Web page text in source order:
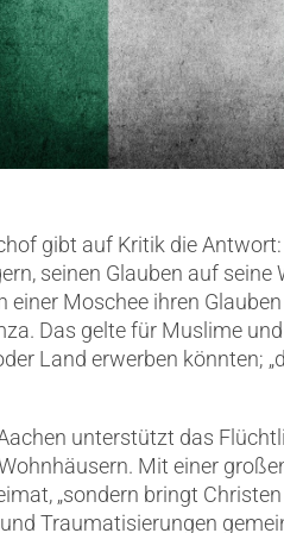
gibt auf Kritik die
seinen Glauben auf
einer Moschee ihren
Das gelte für Muslime
Land erwerben könnten;
unterstützt das
Mit einer
„sondern bringt
Traumatisierungen